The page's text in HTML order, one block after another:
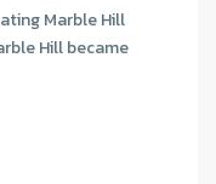
Marble Hill
Hill became